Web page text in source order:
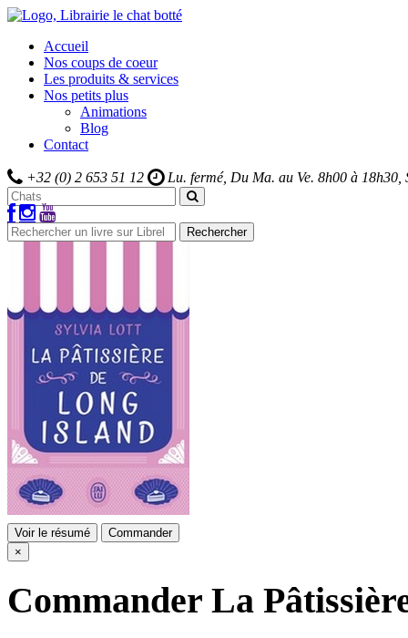
Accueil
Nos coups de coeur
Les produits & services
Nos petits plus
Animations
Blog
Contact
+32 (0) 2 653 51 12 Lu. fermé, Du Ma. au Ve. 8h00 à 18h30,
Rechercher
Voir le résumé
Commander
×
Commander La